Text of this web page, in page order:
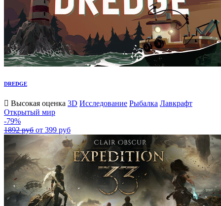
DREDGE
Высокая оценка 3D Исследование Рыбалка Лавкрафт
Открытый мир
-79%
1892 руб от 399 руб